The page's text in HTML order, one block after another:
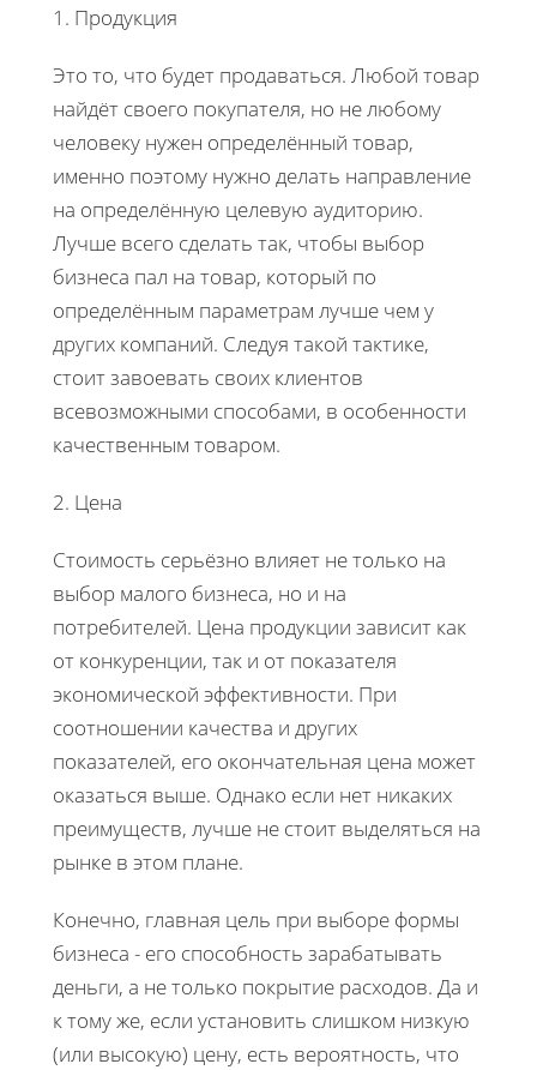
1. Продукция
Это то, что будет продаваться. Любой товар
найдёт своего покупателя, но не любому
человеку нужен определённый товар,
именно поэтому нужно делать направление
на определённую целевую аудиторию.
Лучше всего сделать так, чтобы выбор
бизнеса пал на товар, который по
определённым параметрам лучше чем у
других компаний. Следуя такой тактике,
стоит завоевать своих клиентов
всевозможными способами, в особенности
качественным товаром.
2. Цена
Стоимость серьёзно влияет не только на
выбор малого бизнеса, но и на
потребителей. Цена продукции зависит как
от конкуренции, так и от показателя
экономической эффективности. При
соотношении качества и других
показателей, его окончательная цена может
оказаться выше. Однако если нет никаких
преимуществ, лучше не стоит выделяться на
рынке в этом плане.
Конечно, главная цель при выборе формы
бизнеса - его способность зарабатывать
деньги, а не только покрытие расходов. Да и
к тому же, если установить слишком низкую
(или высокую) цену, есть вероятность, что